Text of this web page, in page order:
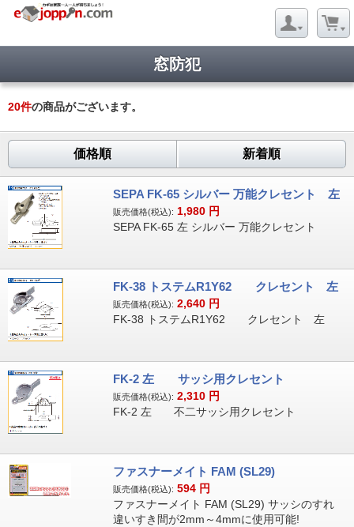
窓防犯
20件の商品がございます。
価格順 新着順
SEPA FK-65 シルバー 万能クレセント 左
販売価格(税込): 1,980 円
SEPA FK-65 左 シルバー 万能クレセント
FK-38 トステムR1Y62 クレセント 左
販売価格(税込): 2,640 円
FK-38 トステムR1Y62 クレセント 左
FK-2 左 サッシ用クレセント
販売価格(税込): 2,310 円
FK-2 左 不二サッシ用クレセント
ファスナーメイト FAM (SL29)
販売価格(税込): 594 円
ファスナーメイト FAM (SL29) サッシのすれ
違いすき間が2mm～4mmに使用可能!